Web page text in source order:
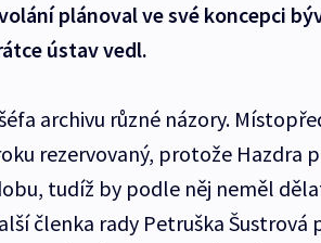
plánoval ve své koncepci
ústav vedl.
archivu různé názory.
rezervovaný, protože Hazdra
tudíž by podle něj neměl
členka rady Petruška Šustrová